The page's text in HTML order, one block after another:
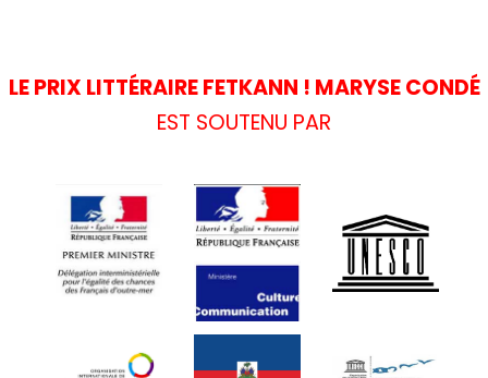
LE PRIX LITTÉRAIRE FETKANN ! MARYSE CONDÉ
EST SOUTENU PAR